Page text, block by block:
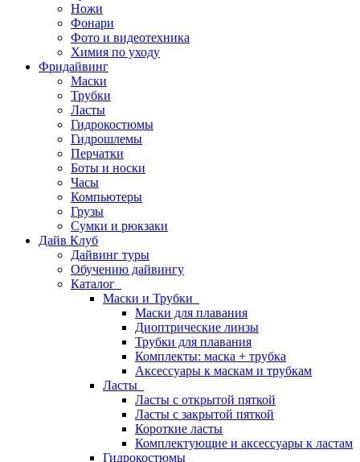
Ножи
Фонари
Фото и видеотехника
Химия по уходу
Фридайвинг
Маски
Трубки
Ласты
Гидрокостюмы
Гидрошлемы
Перчатки
Боты и носки
Часы
Компьютеры
Грузы
Сумки и рюкзаки
Дайв Клуб
Дайвинг туры
Обучению дайвингу
Каталог
Маски и Трубки
Маски для плавания
Диоптрические линзы
Трубки для плавания
Комплекты: маска + трубка
Аксессуары к маскам и трубкам
Ласты
Ласты с открытой пяткой
Ласты с закрытой пяткой
Короткие ласты
Комплектующие и аксессуары к ластам
Гидрокостюмы